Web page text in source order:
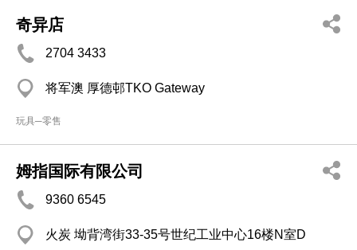
奇异店
2704 3433
将军澳 厚德邨TKO Gateway
玩具─零售
姆指国际有限公司
9360 6545
火炭 坳背湾街33-35号世纪工业中心16楼N室D